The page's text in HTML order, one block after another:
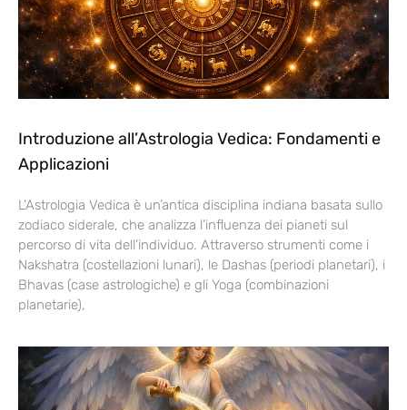
Introduzione all’Astrologia Vedica: Fondamenti e
Applicazioni
L’Astrologia Vedica è un’antica disciplina indiana basata sullo
zodiaco siderale, che analizza l’influenza dei pianeti sul
percorso di vita dell’individuo. Attraverso strumenti come i
Nakshatra (costellazioni lunari), le Dashas (periodi planetari), i
Bhavas (case astrologiche) e gli Yoga (combinazioni
planetarie),